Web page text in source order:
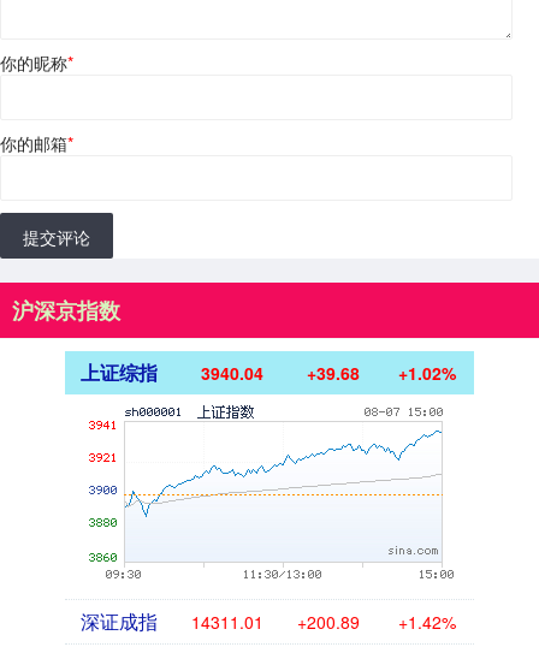
你的昵称*
你的邮箱*
提交评论
沪深京指数
上证综指 3940.04 +39.68 +1.02%
深证成指 14311.01 +200.89 +1.42%